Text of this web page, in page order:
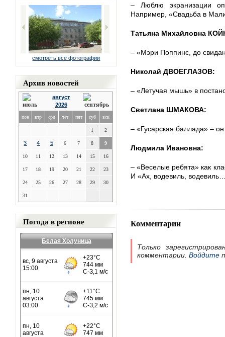
смотреть все фотографии
Архив новостей
август
2026
пон втр срд чет пят суб вск
1 2
3 4 5 6 7 8 9
10 11 12 13 14 15 16
17 18 19 20 21 22 23
24 25 26 27 28 29 30
31
Погода в регионе
Белая Холуница
– Люблю экранизации
Например, «Свадьба в
Татьяна Михайловна
– «Мэри Поппинс, до
Николай ДВОЕГЛАЗОВ:
– «Летучая мышь» в
Светлана ШМАКОВА:
– «Гусарская баллада» –
Людмила Ивановна:
– «Веселые ребята» как
И «Ах, водевиль,
Комментарии
Только
комментарии. Войдите